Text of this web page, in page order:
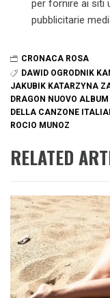
per fornire ai siti
pubblicitarie
CRONACA ROSA
DAWID OGRODNIK
JAKUBIK KATARZYNA
DRAGON NUOVO
DELLA CANZONE
ROCIO MUNOZ
RELATED